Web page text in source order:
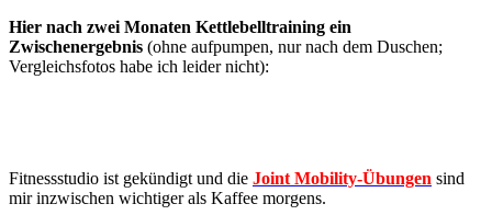
Hier nach zwei Monaten Kettlebelltraining ein
Zwischenergebnis (ohne aufpumpen, nur nach dem Duschen;
Vergleichsfotos habe ich leider nicht):
Fitnessstudio ist gekündigt und die Joint Mobility-Übungen sind
mir inzwischen wichtiger als Kaffee morgens.